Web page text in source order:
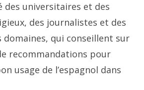
des universitaires et des
des journalistes et des
domaines, qui conseillent sur
recommandations pour
usage de l’espagnol dans